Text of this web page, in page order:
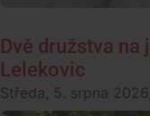
Dvě družstva
Lelekovic
Středa, 5. srpna